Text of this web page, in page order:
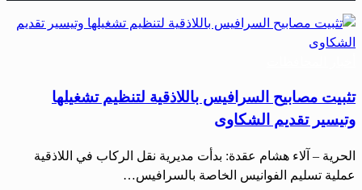
تثبيت مصابيح السرافيس باللاذقية لتنظيم تشغيلها
وتيسير تقديم الشكاوى
الحرية – آلاء هشام عقدة: بدأت مديرية نقل الركاب في اللاذقية
عملية تسليم الفوانيس الخاصة بالسرافيس…